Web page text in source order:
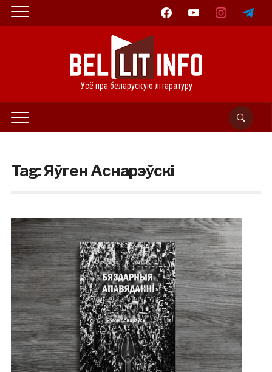
facebookyoutube instagramtelegram
Усё пра беларускую літаратуру
Tag:Яўген Аснарэўскі